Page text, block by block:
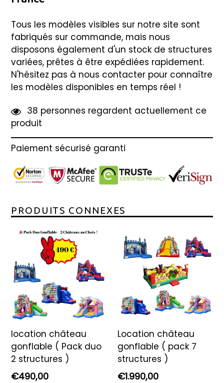
Tous les modèles visibles sur notre site sont
fabriqués sur commande, mais nous
disposons également d'un stock de structures
variées, prêtes à être expédiées rapidement.
N'hésitez pas à nous contacter pour connaître
les modèles disponibles en temps réel !
38 personnes regardent actuellement ce
produit
Paiement sécurisé garanti
PRODUITS CONNEXES
location château
gonflable ( Pack duo
2 structures )
Prix
€490,00
Location château
gonflable ( pack 7
structures )
Prix
€1.990,00